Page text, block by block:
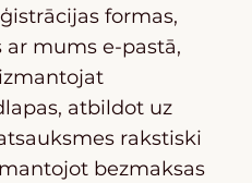
formas,
ar mums e-pastā,
atbildot uz
rakstiski
bezmaksas